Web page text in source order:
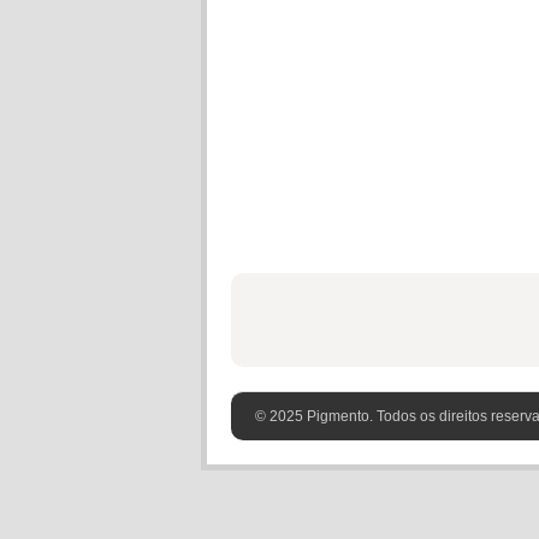
© 2025 Pigmento. Todos os direitos